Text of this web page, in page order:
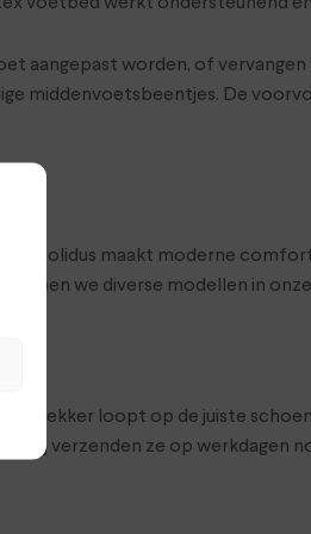
aangepast worden, of
middenvoetsbeentjes. De
Solidus maakt moderne
we diverse modellen in
je lekker loopt op de juiste
Wij verzenden ze op werkdagen